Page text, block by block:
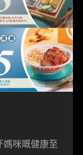
咪嘅健康至